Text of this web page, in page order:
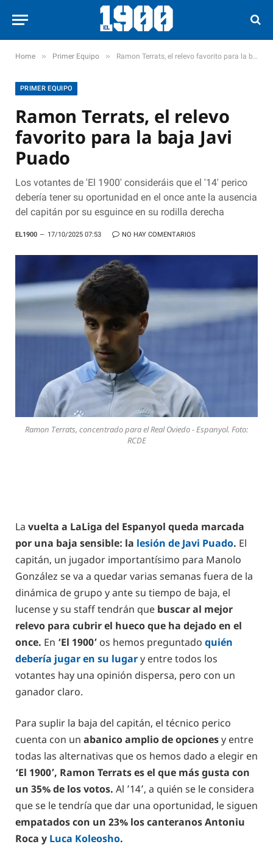
Home » Primer Equipo » Ramon Terrats, el relevo favorito para la baja Javi Puado
PRIMER EQUIPO
Ramon Terrats, el relevo
favorito para la baja Javi
Puado
Los votantes de 'El 1900' consideráis que el '14' perico
debería tener su oportunidad en el once ante la ausencia
del capitán por su esguince en su rodilla derecha
EL1900 17/10/2025 07:53 NO HAY COMENTARIOS
Ramon Terrats, concentrado para el Real Oviedo - Espanyol. Foto:
RCDE
La vuelta a LaLiga del Espanyol queda marcada
por una baja sensible: la lesión de Javi Puado. El
capitán, un jugador importantísimo para Manolo
González se va a quedar varias semanas fuera de la
dinámica de grupo y ante su tiempo de baja, el
lucense y su staff tendrán que buscar al mejor
relevo para cubrir el hueco que ha dejado en el
once. En ‘El 1900’ os hemos preguntado quién
debería jugar en su lugary entre todos los
votantes hay una opinión dispersa, pero con un
ganador claro.
Para suplir la baja del capitán, el técnico perico
cuenta con un abanico amplio de opcionesy entre
todas las alternativas que os hemos dado a elegir en
‘El 1900’, Ramon Terrats es el que más gusta con
un 35% de los votos. Al ’14’, a quién se le considera
que se le tendría que dar una oportunidad, le siguen
empatados con un 23% los canteranos Antoniu
Roca y Luca Koleosho.